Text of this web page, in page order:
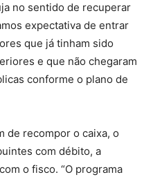
no sentido de recuperar
expectativa de entrar
que já tinham sido
e que não chegaram
conforme o plano de
de recompor o caixa, o
com débito, a
o fisco. “O programa